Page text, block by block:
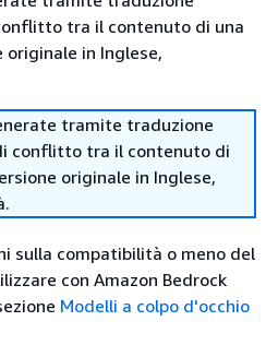
tra il contenuto di una
originale in Inglese,
tramite traduzione
conflitto tra il contenuto di
originale in Inglese,
sulla compatibilità o meno del
con Amazon Bedrock
Modelli a colpo d'occhio